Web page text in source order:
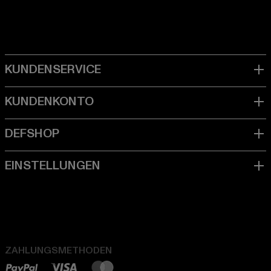
ZAHLUNGSMETHODEN